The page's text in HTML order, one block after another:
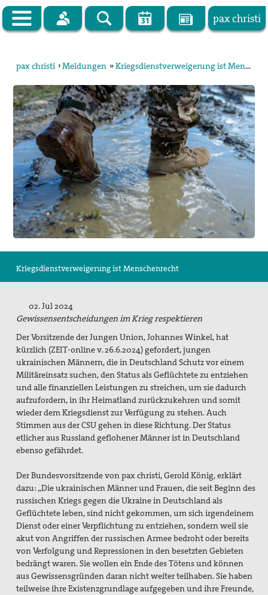
pax christi
Vor Ort
Themen
Kampagnen
Publikationen
Facebook
Kontakt
Impressum
Suche
pax christi ›Meldungen »Kriegsdienstverweigerung ist Menschenrecht
Kriegsdienstverweigerung ist Menschenrecht
02. Jul 2024
Gewissensentscheidungen im Krieg respektieren
Der Vorsitzende der Jungen Union, Johannes Winkel, hat
kürzlich (ZEIT-online v. 26.6.2024) gefordert, jungen
ukrainischen Männern, die in Deutschland Schutz vor einem
Militäreinsatz suchen, den Status als Geflüchtete zu entziehen
und alle finanziellen Leistungen zu streichen, um sie dadurch
aufzufordern, in ihr Heimatland zurückzukehren und somit
wieder dem Kriegsdienst zur Verfügung zu stehen. Auch
Stimmen aus der CSU gehen in diese Richtung. Der Status
etlicher aus Russland geflohener Männer ist in Deutschland
ebenso gefährdet.
Der Bundesvorsitzende von pax christi, Gerold König, erklärt
dazu: „Die ukrainischen Männer und Frauen, die seit Beginn des
russischen Kriegs gegen die Ukraine in Deutschland als
Geflüchtete leben, sind nicht gekommen, um sich irgendeinem
Dienst oder einer Verpflichtung zu entziehen, sondern weil sie
akut von Angriffen der russischen Armee bedroht oder bereits
von Verfolgung und Repressionen in den besetzten Gebieten
bedrängt waren. Sie wollen ein Ende des Tötens und können
aus Gewissensgründen daran nicht weiter teilhaben. Sie haben
teilweise ihre Existenzgrundlage aufgegeben und ihre Freunde,